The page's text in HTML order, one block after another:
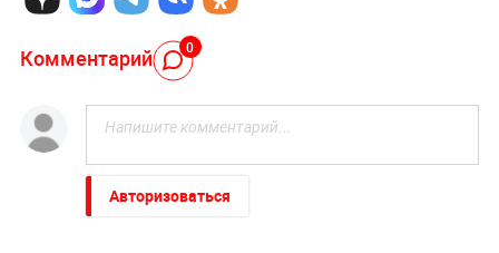
Комментарий 0
Авторизоваться